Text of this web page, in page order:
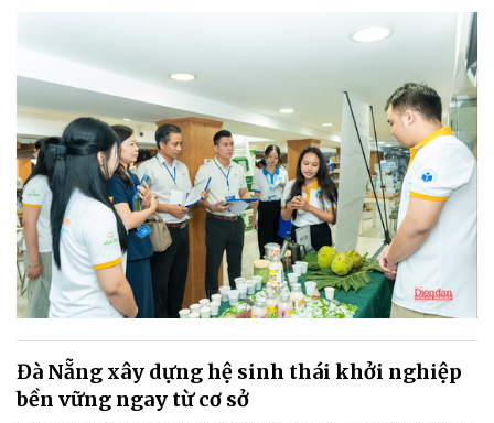
Đà Nẵng xây dựng hệ sinh thái khởi nghiệp
bền vững ngay từ cơ sở